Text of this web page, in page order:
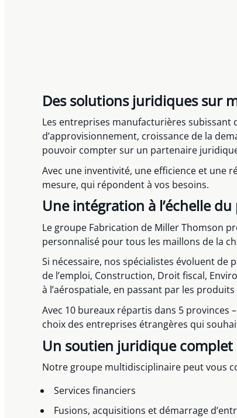
Des solutions juridiques sur
Les entreprises manufacturières
d’approvisionnement, croissance de la
pouvoir compter sur un partenaire
Avec une inventivité, une efficience et une
mesure, qui répondent à vos besoins.
Une intégration à l’échelle
Le groupe Fabrication de Miller Thomson
personnalisé pour tous les maillons de la
Si nécessaire, nos spécialistes évoluent
de l’emploi, Construction, Droit fiscal,
à l’aérospatiale, en passant par les
Avec 10 bureaux répartis dans 5
choix des entreprises étrangères qui
Un soutien juridique complet
Notre groupe multidisciplinaire peut vous
Services financiers
Fusions, acquisitions et démarrage